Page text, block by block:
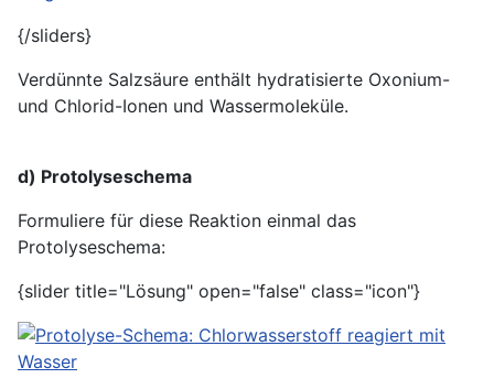
{/sliders}
Verdünnte Salzsäure enthält hydratisierte Oxonium-
und Chlorid-Ionen und Wassermoleküle.
d) Protolyseschema
Formuliere für diese Reaktion einmal das
Protolyseschema:
{slider title="Lösung" open="false" class="icon"}